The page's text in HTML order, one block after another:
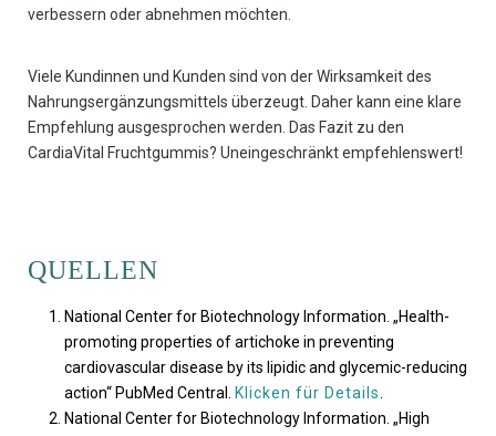
verbessern oder abnehmen möchten.
Viele Kundinnen und Kunden sind von der Wirksamkeit des
Nahrungsergänzungsmittels überzeugt. Daher kann eine klare
Empfehlung ausgesprochen werden. Das Fazit zu den
CardiaVital Fruchtgummis? Uneingeschränkt empfehlenswert!
QUELLEN
National Center for Biotechnology Information. „Health-
promoting properties of artichoke in preventing
cardiovascular disease by its lipidic and glycemic-reducing
action“ PubMed Central. Klicken für Details.
National Center for Biotechnology Information. „High